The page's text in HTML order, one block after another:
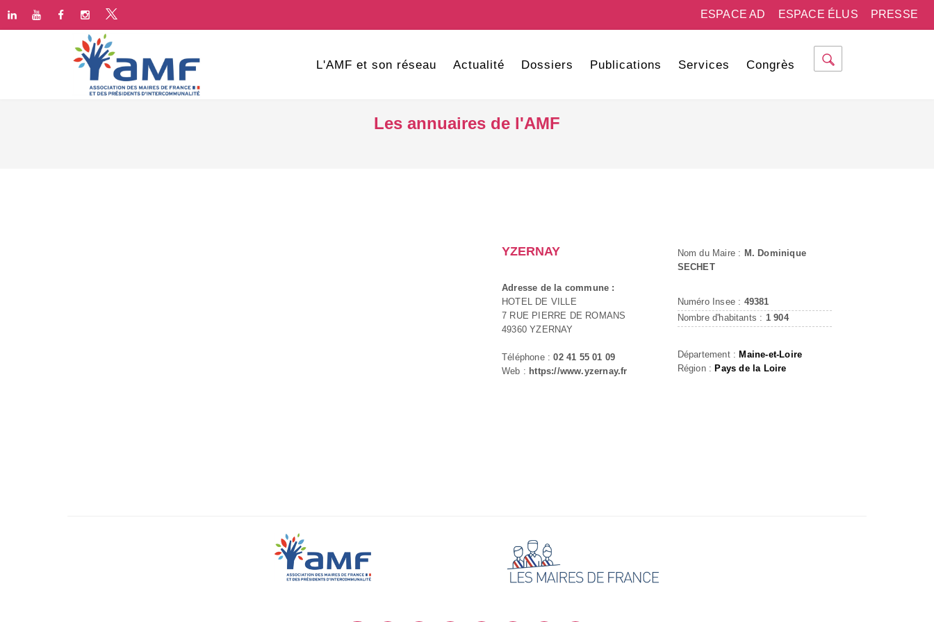
PRESSE
ESPACE ÉLUS
ESPACE AD
L'AMF et son réseau Actualité Dossiers Publications Services Congrès
Les annuaires de l'AMF
YZERNAY
Adresse de la commune :
HOTEL DE VILLE
7 RUE PIERRE DE ROMANS
49360 YZERNAY
Téléphone :02 41 55 01 09
Web : https://www.yzernay.fr
Nom du Maire : M. Dominique
SECHET
Numéro Insee : 49381
Nombre d'habitants : 1 904
Département : Maine-et-Loire
Région : Pays de la Loire